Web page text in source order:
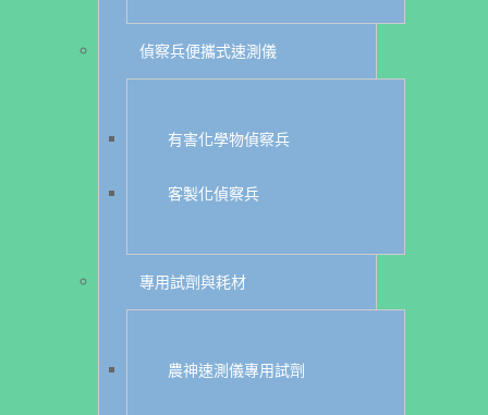
偵察兵便攜式速測儀
有害化學物偵察兵
客製化偵察兵
專用試劑與耗材
農神速測儀專用試劑